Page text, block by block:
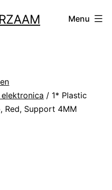
Menu
/ 1* Plastic
Red, Support 4MM